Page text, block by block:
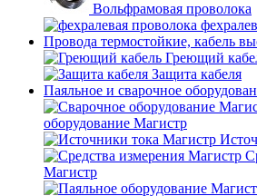
Вольфрамовая проволока
Провода термостойкие, кабель
Греющий
Защита кабеля
Паяльное и сварочное
оборудование Магистр
Магистр